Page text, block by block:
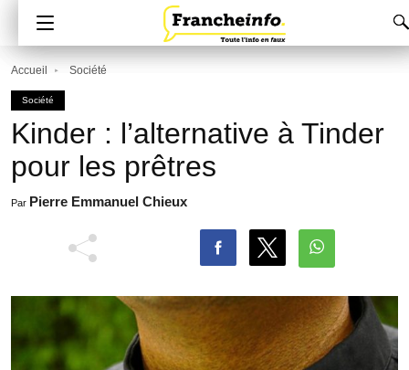
Accueil Société
Société
Kinder : l’alternative à Tinder
pour les prêtres
Par Pierre Emmanuel Chieux